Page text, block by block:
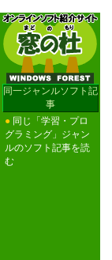
同一ジャンルソフト記
事
● 同じ「学習・プロ
グラミング」ジャン
ルのソフト記事を読
む